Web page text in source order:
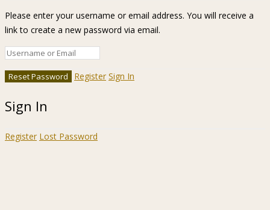
Please enter your username or email address. You will receive a
link to create a new password via email.
Register Sign In
Sign In
Register Lost Password